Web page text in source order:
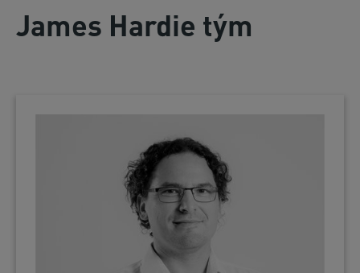
James Hardie tým